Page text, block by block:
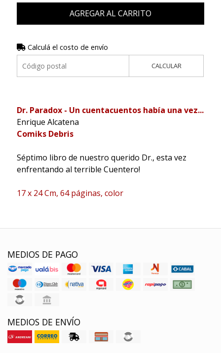
AGREGAR AL CARRITO
Calculá el costo de envío
CALCULAR
Dr. Paradox - Un cuentacuentos había una vez...
Enrique Alcatena
Comiks Debris
Séptimo libro de nuestro querido Dr., esta vez
enfrentando al terrible Cuentero!
17 x 24 Cm, 64 páginas, color
MEDIOS DE PAGO
MEDIOS DE ENVÍO